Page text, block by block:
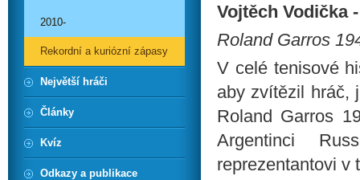
Vojtěch Vodička
Roland Garros
V celé tenisové
aby zvítězil hráč,
Roland Garros
Argentinci
reprezentantovi v
2010-
Rekordní a kuriózní zápasy
Největší hráči
Články
Kvíz
Odkazy a publikace